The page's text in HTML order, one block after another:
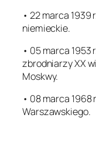
• 22 marca 1939
niemieckie.
• 05 marca 1953
zbrodniarzy XX
Moskwy.
• 08 marca
Warszawskiego.